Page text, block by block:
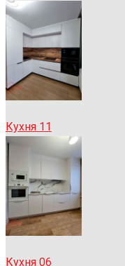
Кухня 11
Кухня 06